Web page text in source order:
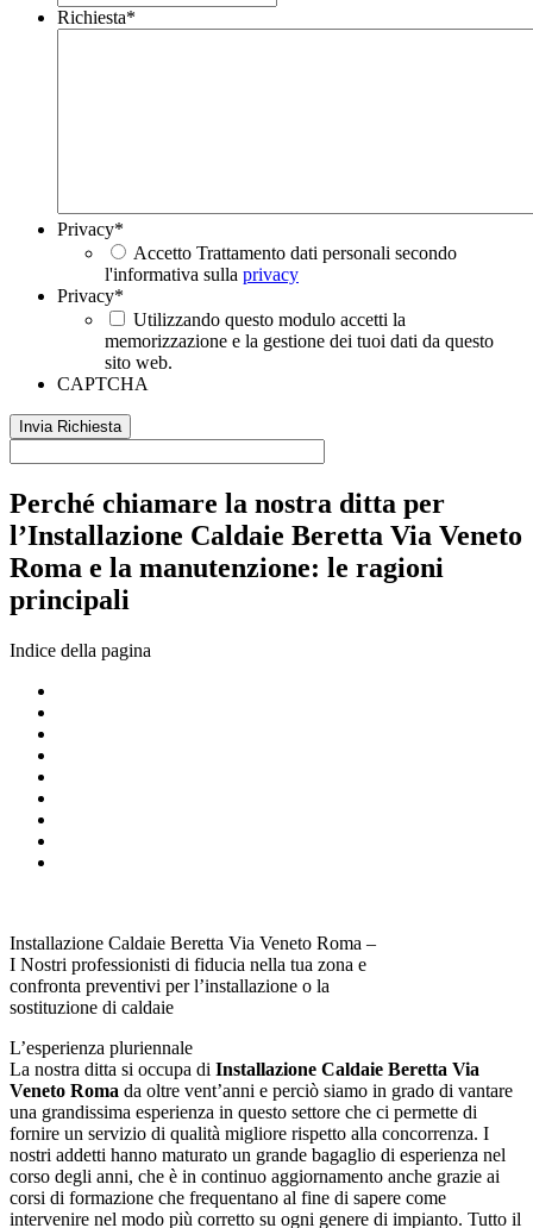
Richiesta*
Privacy*
Accetto Trattamento dati personali secondo
l'informativa sulla privacy
Privacy*
Utilizzando questo modulo accetti la
memorizzazione e la gestione dei tuoi dati da questo
sito web.
CAPTCHA
Perché chiamare la nostra ditta per
l’Installazione Caldaie Beretta Via Veneto
Roma e la manutenzione: le ragioni
principali
Indice della pagina
Installazione Caldaie Beretta Via Veneto Roma –
I Nostri professionisti di fiducia nella tua zona e
confronta preventivi per l’installazione o la
sostituzione di caldaie
L’esperienza pluriennale
La nostra ditta si occupa di Installazione Caldaie Beretta Via
Veneto Roma da oltre vent’anni e perciò siamo in grado di vantare
una grandissima esperienza in questo settore che ci permette di
fornire un servizio di qualità migliore rispetto alla concorrenza. I
nostri addetti hanno maturato un grande bagaglio di esperienza nel
corso degli anni, che è in continuo aggiornamento anche grazie ai
corsi di formazione che frequentano al fine di sapere come
intervenire nel modo più corretto su ogni genere di impianto. Tutto il